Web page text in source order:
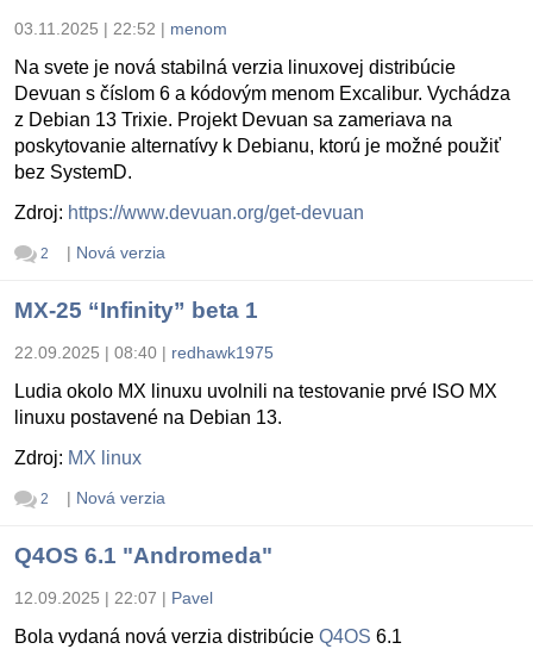
03.11.2025 | 22:52 | menom
Na svete je nová stabilná verzia linuxovej distribúcie
Devuan s číslom 6 a kódovým menom Excalibur. Vychádza
z Debian 13 Trixie. Projekt Devuan sa zameriava na
poskytovanie alternatívy k Debianu, ktorú je možné použiť
bez SystemD.
Zdroj: https://www.devuan.org/get-devuan
2 | Nová verzia
MX-25 “Infinity” beta 1
22.09.2025 | 08:40 | redhawk1975
Ludia okolo MX linuxu uvolnili na testovanie prvé ISO MX
linuxu postavené na Debian 13.
Zdroj: MX linux
2 | Nová verzia
Q4OS 6.1 "Andromeda"
12.09.2025 | 22:07 | Pavel
Bola vydaná nová verzia distribúcie Q4OS 6.1